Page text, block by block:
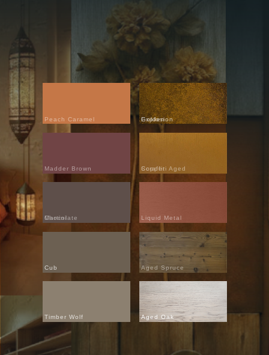
Peach Caramel Golden Explosion
Scraffiti Aged Copper
Liquid Metal
Aged Spruce
Aged Oak
Madder Brown
Chocolate Martini
Cub
Timber Wolf